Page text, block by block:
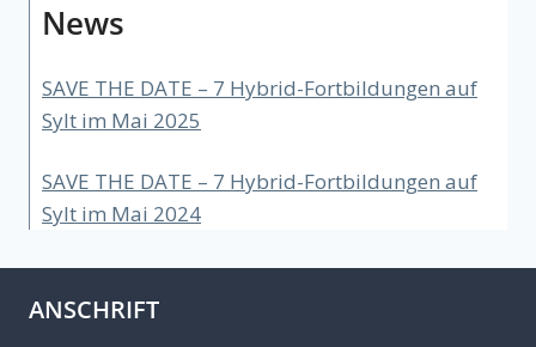
News
SAVE THE DATE – 7 Hybrid-Fortbildungen auf
Sylt im Mai 2025
SAVE THE DATE – 7 Hybrid-Fortbildungen auf
Sylt im Mai 2024
ANSCHRIFT